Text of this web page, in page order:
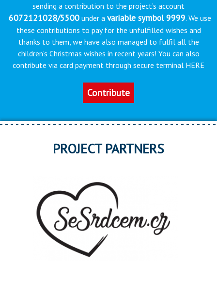
sending a contribution to the project’s account
6072121028/5500under a variable symbol 9999. We use
these contributions to pay for the unfulfilled wishes and
thanks to them, we have also managed to fulfil all the
children’s Christmas wishes in recent years! You can also
contribute via card payment through secure terminal HERE
Contribute
PROJECT PARTNERS